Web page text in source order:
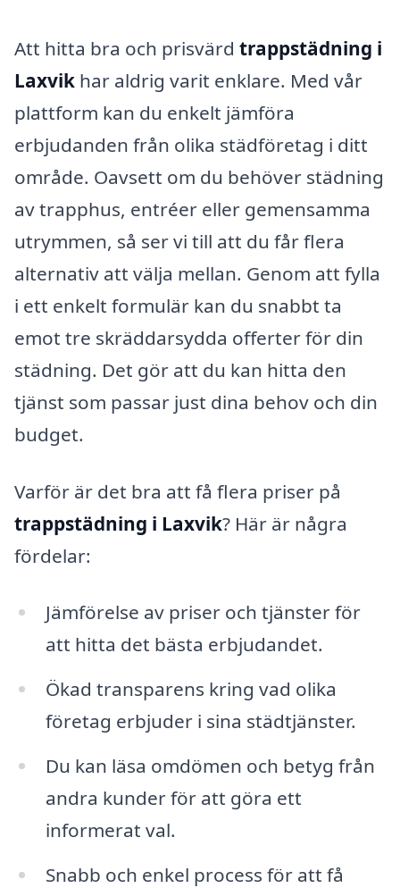
Att hitta bra och prisvärd trappstädning i
Laxvik har aldrig varit enklare. Med vår
plattform kan du enkelt jämföra
erbjudanden från olika städföretag i ditt
område. Oavsett om du behöver städning
av trapphus, entréer eller gemensamma
utrymmen, så ser vi till att du får flera
alternativ att välja mellan. Genom att fylla
i ett enkelt formulär kan du snabbt ta
emot tre skräddarsydda offerter för din
städning. Det gör att du kan hitta den
tjänst som passar just dina behov och din
budget.
Varför är det bra att få flera priser på
trappstädning i Laxvik? Här är några
fördelar:
Jämförelse av priser och tjänster för
att hitta det bästa erbjudandet.
Ökad transparens kring vad olika
företag erbjuder i sina städtjänster.
Du kan läsa omdömen och betyg från
andra kunder för att göra ett
informerat val.
Snabb och enkel process för att få